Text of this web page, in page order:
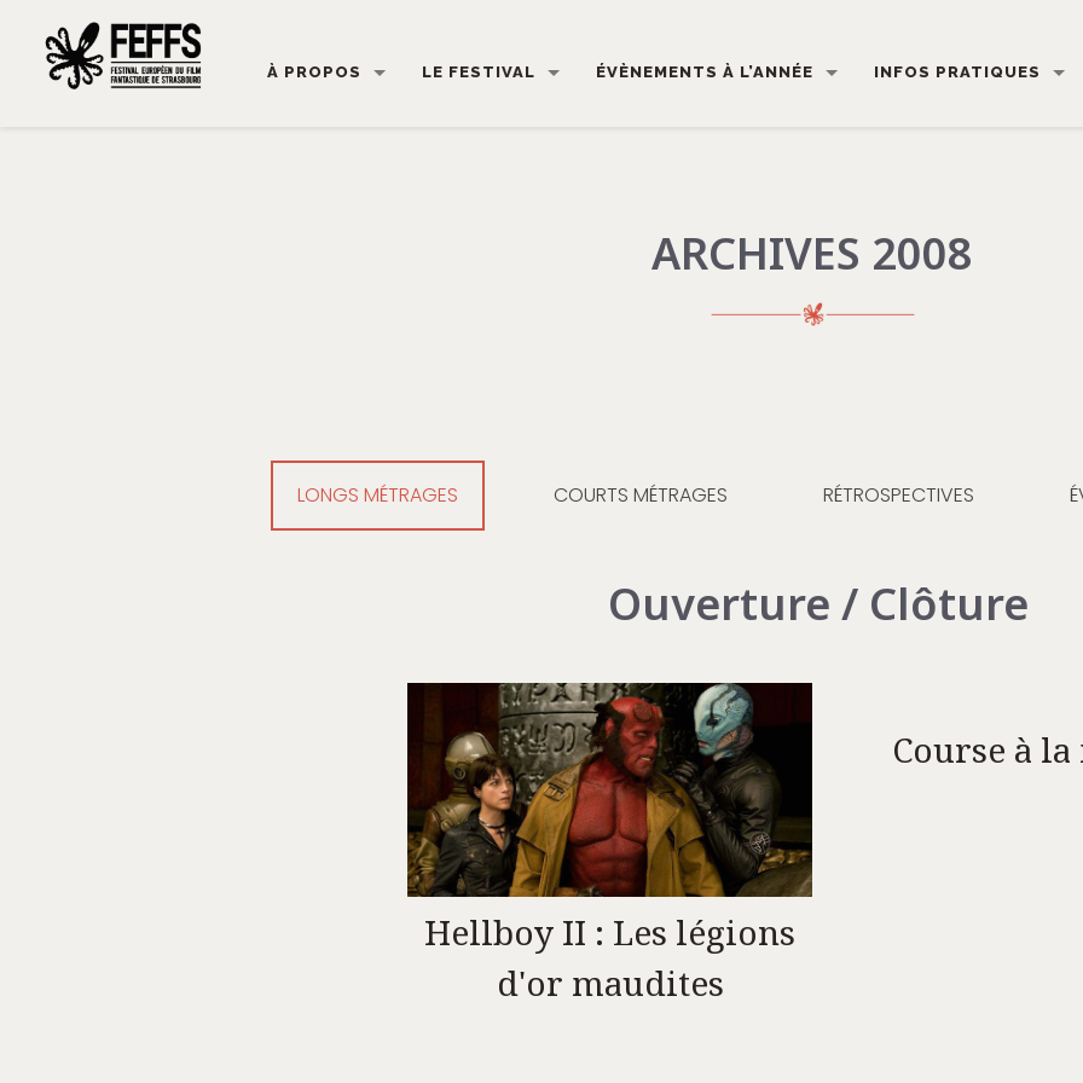
À PROPOS LE FESTIVAL ÉVÈNEMENTS À L’ANNÉE INFOS PRATIQUES
ARCHIVES 2008
LONGS MÉTRAGES COURTS MÉTRAGES RÉTROSPECTIVES
Ouverture / Clôture
Hellboy II : Les légions
d'or maudites
Course à